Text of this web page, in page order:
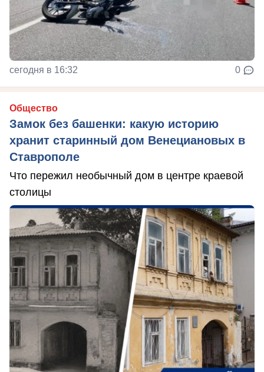
сегодня в 16:32 0
Общество
Замок без башенки: какую историю
хранит старинный дом Венециановых в
Ставрополе
Что пережил необычный дом в центре краевой
столицы